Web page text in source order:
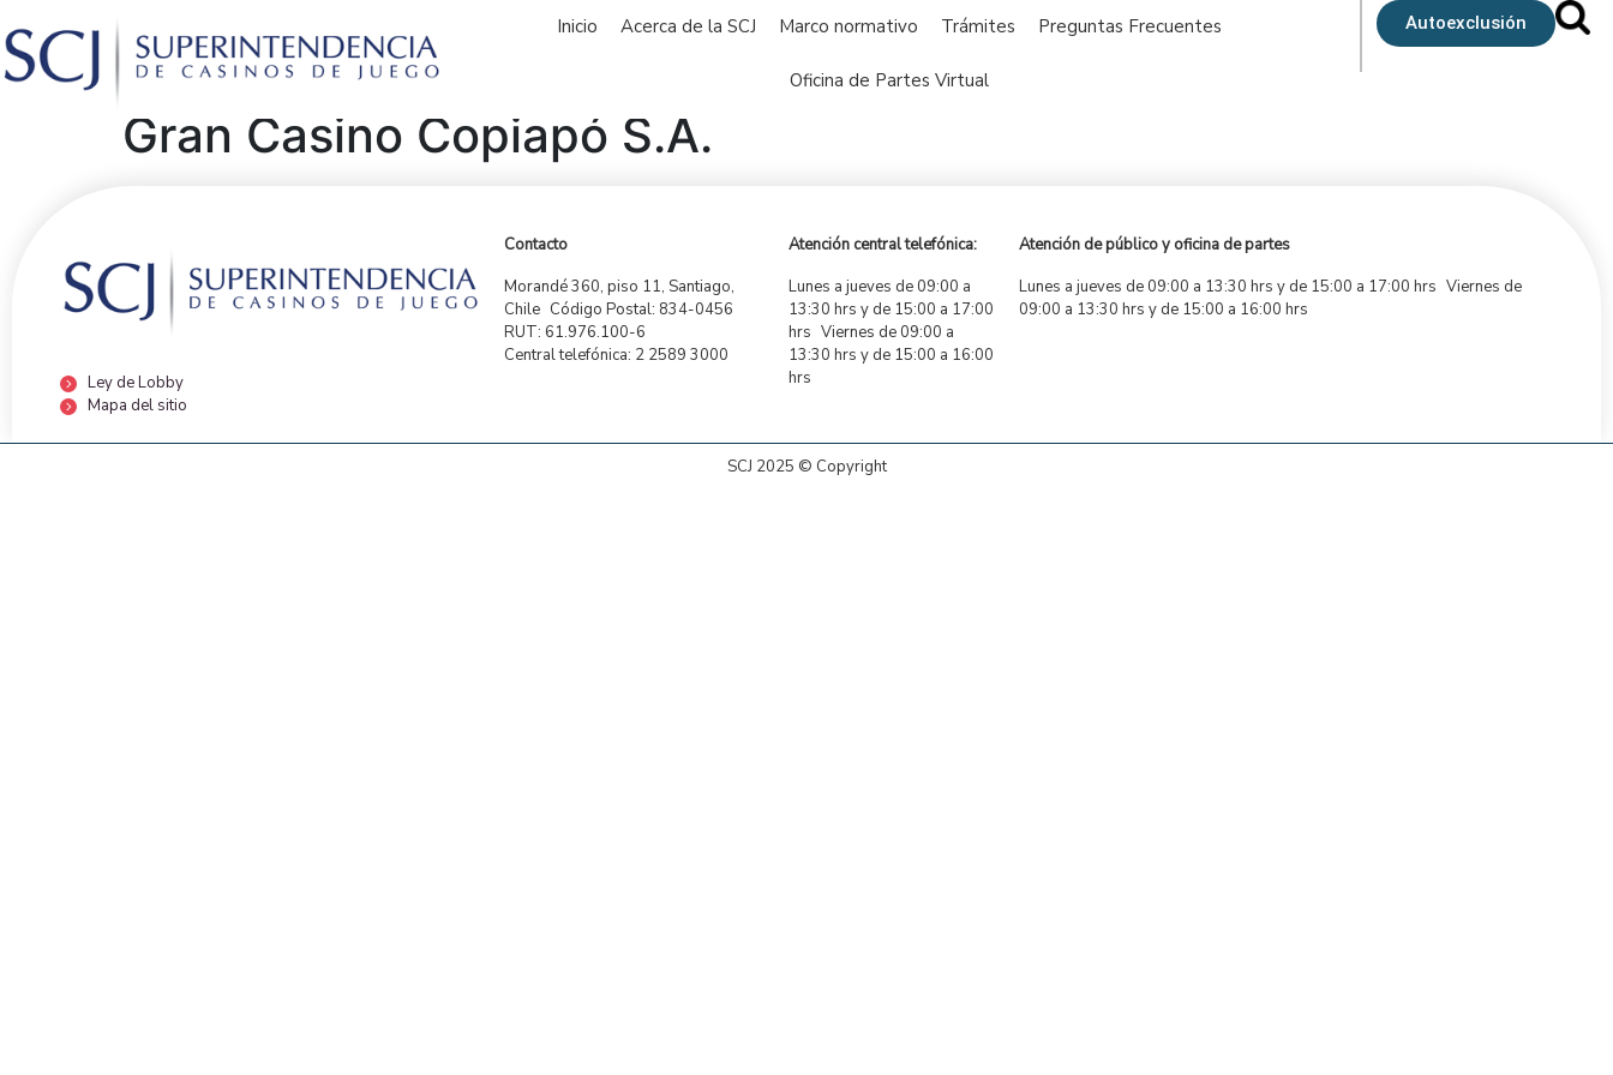
Inicio Acerca de la SCJ Marco normativo Trámites Preguntas Frecuentes
Oficina de Partes Virtual
Autoexclusión
Gran Casino Copiapó S.A.
Ley de Lobby
Mapa del sitio
Contacto
Morandé 360, piso 11, Santiago,
Chile Código Postal: 834-0456
RUT: 61.976.100-6
Central telefónica: 2 2589 3000
Atención central telefónica:
Lunes a jueves de 09:00 a
13:30 hrs y de 15:00 a 17:00
hrs Viernes de 09:00 a
13:30 hrs y de 15:00 a 16:00
hrs
Atención de público y oficina de partes
Lunes a jueves de 09:00 a 13:30 hrs y de 15:00 a 17:00 hrs Viernes de
09:00 a 13:30 hrs y de 15:00 a 16:00 hrs
SCJ 2025 © Copyright